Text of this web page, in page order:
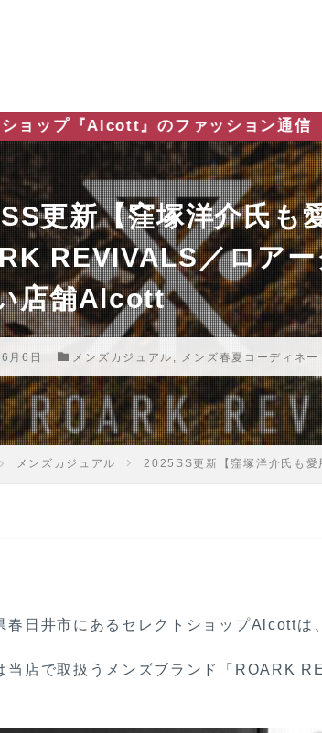
』のファッション通信
更新【窪塚洋介氏も
REVIVALS／ロア
店舗Alcott
月6日 メンズカジュアル , メンズ春夏コーディネー
メンズカジュアル 2025SS更新【窪塚洋介氏も
春日井市にあるセレクトショップAlcottは
当店で取扱うメンズブランド「ROARK